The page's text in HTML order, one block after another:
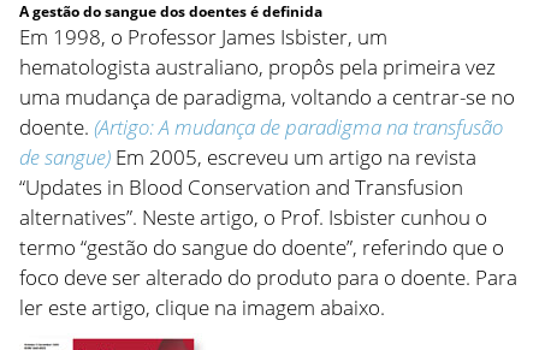
A gestão do sangue dos doentes é definida
Em 1998, o Professor James Isbister, um
hematologista australiano, propôs pela primeira vez
uma mudança de paradigma, voltando a centrar-se no
doente. (Artigo: A mudança de paradigma na transfusão
de sangue) Em 2005, escreveu um artigo na revista
“Updates in Blood Conservation and Transfusion
alternatives”. Neste artigo, o Prof. Isbister cunhou o
termo “gestão do sangue do doente”, referindo que o
foco deve ser alterado do produto para o doente. Para
ler este artigo, clique na imagem abaixo.